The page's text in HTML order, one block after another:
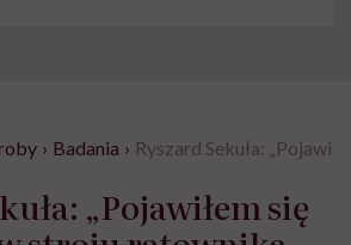
› Badania › Ryszard Sekuła:
„Pojawiłem się